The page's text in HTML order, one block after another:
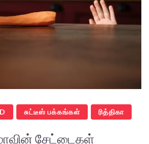
சுட்டீஸ் பக்கங்கள் ரித்திகா
சேட்டைகள்